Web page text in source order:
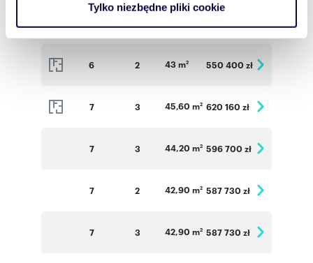
korzystasz z naszej witryny, udostępniamy partnerom
otrzymanymi od Ciebie lub uzyskanymi podczas
Tylko niezbędne pliki cookie
6 2 43 m2 550 400 zł
7 3 45,60 m2 620 160 zł
7 3 44,20 m2 596 700 zł
7 2 42,90 m2 587 730 zł
7 3 42,90 m2 587 730 zł